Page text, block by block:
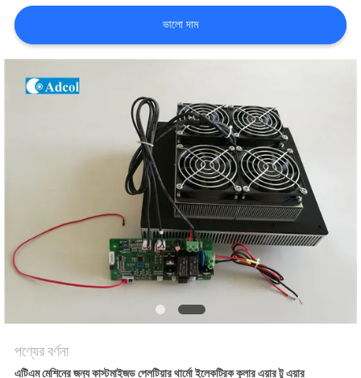
খবর
মামলা
PRIVACY
POLICY
ভালো দাম
পণ্যের বর্ণনা
এটিএম মেশিনের জন্য কাস্টমাইজড পেলটিয়ার থার্মো ইলেকট্রিক কুলার এয়ার টু এয়ার